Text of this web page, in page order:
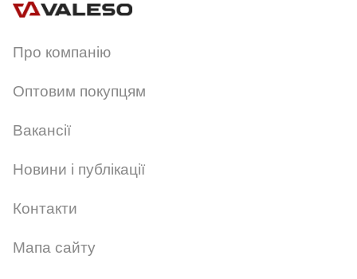
Про компанію
Оптовим покупцям
Вакансії
Новини і публікації
Контакти
Мапа сайту